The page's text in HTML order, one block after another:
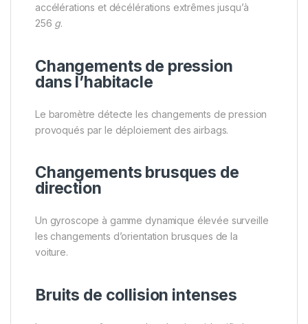
accélérations et décélérations extrêmes jusqu’à
256 g.
Changements de pression
dans l’habitacle
Le baromètre détecte les changements de pression
provoqués par le déploiement des airbags.
Changements brusques de
direction
Un gyroscope à gamme dynamique élevée surveille
les changements d’orientation brusques de la
voiture.
Bruits de collision intenses